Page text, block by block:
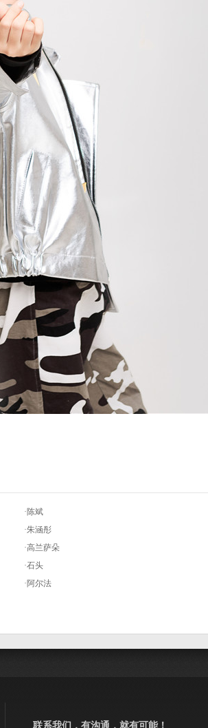
·陈斌
·朱涵彤
·高兰萨朵
·石头
·阿尔法
联系我们，有沟通，就有可能！